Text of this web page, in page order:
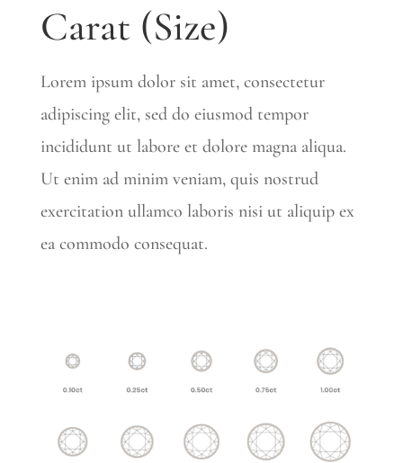
Carat (Size)
Lorem ipsum dolor sit amet, consectetur
adipiscing elit, sed do eiusmod tempor
incididunt ut labore et dolore magna aliqua.
Ut enim ad minim veniam, quis nostrud
exercitation ullamco laboris nisi ut aliquip ex
ea commodo consequat.